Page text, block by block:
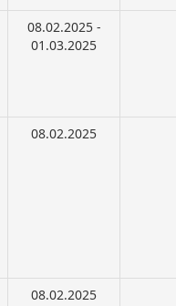
08.02.2025 -
01.03.2025
08.02.2025
08.02.2025